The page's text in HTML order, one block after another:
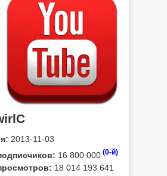
2013-11-03
16 800 000 (0-й)
18 014 193 641